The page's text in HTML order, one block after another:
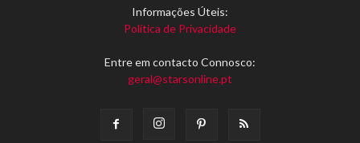
Informações Úteis:
Política de Privacidade
Entre em contacto Connosco:
geral@starsonline.pt